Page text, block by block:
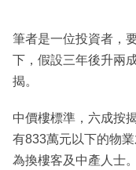
筆者是一位投資者，
下，假設三年後升兩
揭。
中價樓標準，六成按
有833萬元以下的物
為換樓客及中產人士。